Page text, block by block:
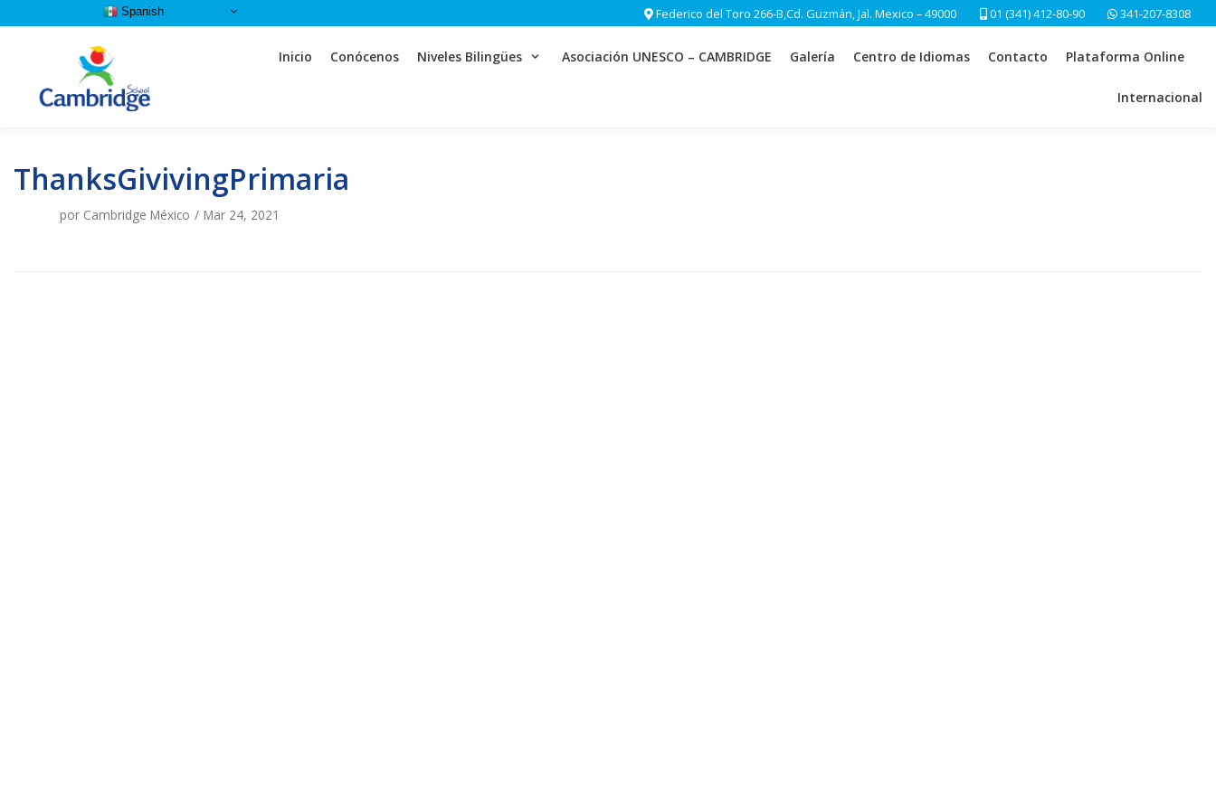
contenido
Federico del Toro 266-B,Cd. Guzmán, Jal. Mexico – 49000 01 (341) 412-80-90 341-207-8308
Inicio Conócenos Niveles Bilingües Asociación UNESCO – CAMBRIDGE Galería Centro de Idiomas Contacto Plataforma Online
Internacional
ThanksGivivingPrimaria
por Cambridge México Mar 24, 2021
Spanish